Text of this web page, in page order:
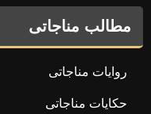
مطالب مناجاتی
روایات مناجاتی
حکایات مناجاتی